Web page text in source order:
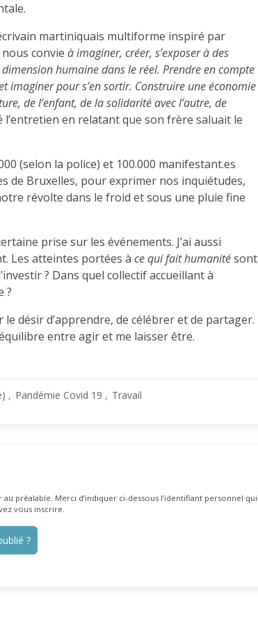
martiniquais multiforme inspiré par
convie à imaginer, créer, s’exposer à des
humaine dans le réel. Prendre en compte
imaginer pour s’en sortir. Construire une économie
de l’enfant, de la solidarité avec l’autre, de
l’entretien en relatant que son frère saluait le
(selon la police) et 100.000 manifestant.es
de Bruxelles, pour exprimer nos inquiétudes,
révolte dans le froid et sous une pluie fine
prise sur les événements. J’ai aussi
Les atteintes portées à ce qui fait humanitésont
? Dans quel collectif accueillant à
?
le désir d’apprendre, de célébrer et de partager.
entre agir et me laisser être.
Pandémie Covid 19 Travail
préalable. Merci d’indiquer ci-dessous l’identifiant personnel qui
vous inscrire.
?